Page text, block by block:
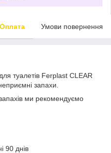
Оплата Умови повернення
туалетів Ferplast CLEAR
запахи.
ми рекомендуємо
90 днів